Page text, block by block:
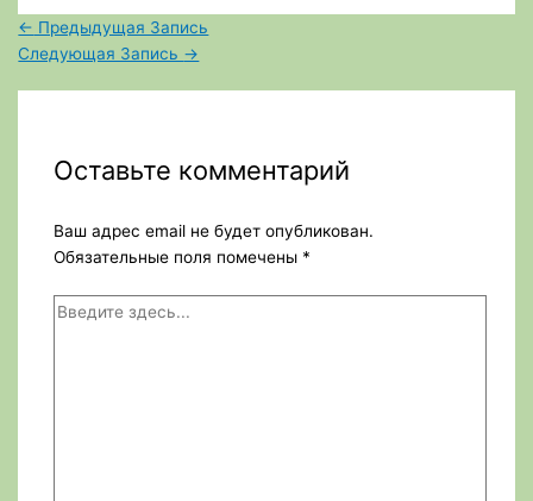
← Предыдущая Запись
Следующая Запись →
Оставьте комментарий
Ваш адрес email не будет опубликован.
Обязательные поля помечены *
Введите